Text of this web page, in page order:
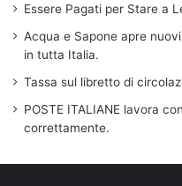
Essere Pagati per Stare a
Acqua e Sapone apre
in tutta Italia.
Tassa sul libretto di
POSTE ITALIANE lavora
correttamente.